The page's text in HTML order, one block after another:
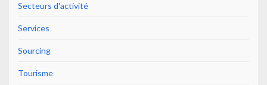
Secteurs d'activité
Services
Sourcing
Tourisme